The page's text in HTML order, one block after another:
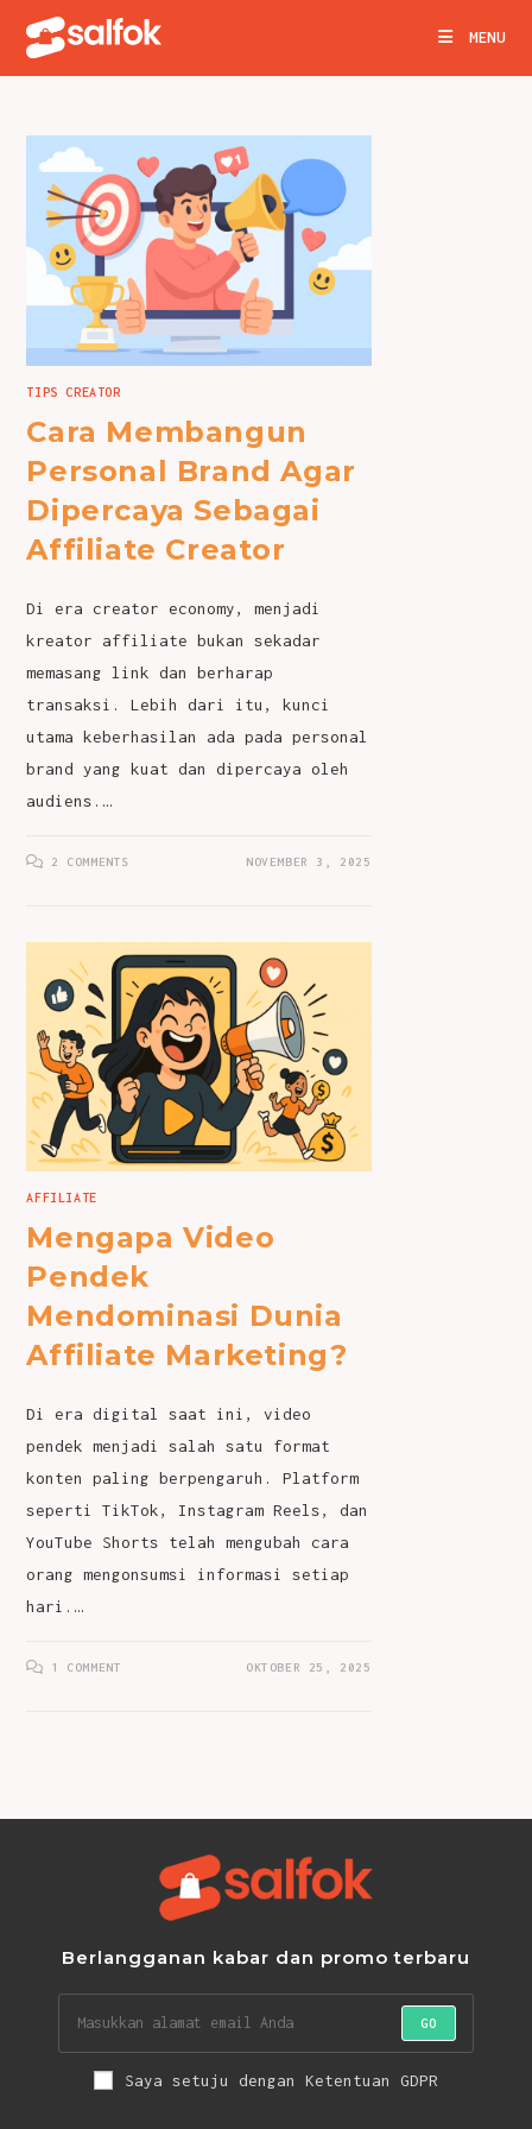
content
MENU
TIPS CREATOR
Cara Membangun
Personal Brand Agar
Dipercaya Sebagai
Affiliate Creator
Di era creator economy, menjadi
kreator affiliate bukan sekadar
memasang link dan berharap
transaksi. Lebih dari itu, kunci
utama keberhasilan ada pada personal
brand yang kuat dan dipercaya oleh
audiens.…
2 COMMENTS NOVEMBER 3, 2025
AFFILIATE
Mengapa Video
Pendek
Mendominasi Dunia
Affiliate Marketing?
Di era digital saat ini, video
pendek menjadi salah satu format
konten paling berpengaruh. Platform
seperti TikTok, Instagram Reels, dan
YouTube Shorts telah mengubah cara
orang mengonsumsi informasi setiap
hari.…
1 COMMENT OKTOBER 25, 2025
Berlangganan kabar dan promo terbaru
GO
Saya setuju dengan Ketentuan GDPR